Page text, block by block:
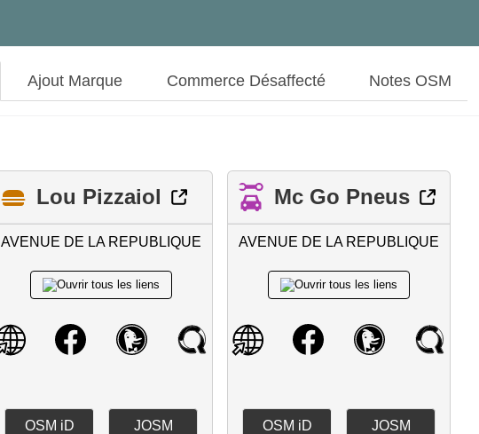
Ajout Marque Commerce Désaffecté Notes OSM
Lou Pizzaiol
AVENUE DE LA REPUBLIQUE
OSM iD JOSM
Mc Go Pneus
AVENUE DE LA REPUBLIQUE
OSM iD JOSM